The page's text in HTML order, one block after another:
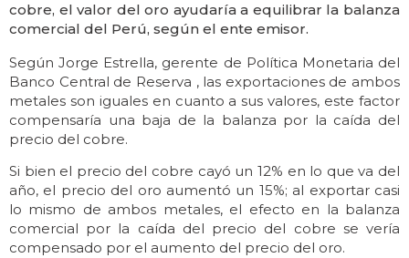
cobre, el valor del oro ayudaría a equilibrar la balanza
comercial del Perú, según el ente emisor.
Según Jorge Estrella, gerente de Política Monetaria del
Banco Central de Reserva , las exportaciones de ambos
metales son iguales en cuanto a sus valores, este factor
compensaría una baja de la balanza por la caída del
precio del cobre.
Si bien el precio del cobre cayó un 12% en lo que va del
año, el precio del oro aumentó un 15%; al exportar casi
lo mismo de ambos metales, el efecto en la balanza
comercial por la caída del precio del cobre se vería
compensado por el aumento del precio del oro.